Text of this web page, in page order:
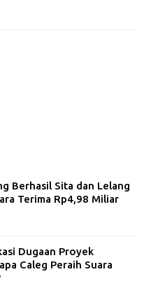
Berhasil Sita dan Lelang
Terima Rp4,98 Miliar
Dugaan Proyek
Caleg Peraih Suara